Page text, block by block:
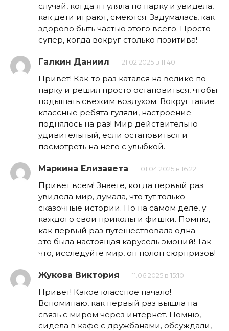
случай, когда я гуляла по парку и увидела,
как дети играют, смеются. Задумалась, как
здорово быть частью этого всего. Просто
супер, когда вокруг столько позитива!
Галкин Даниил 21.02.2025 в 11:40
Привет! Как-то раз катался на велике по
парку и решил просто остановиться, чтобы
подышать свежим воздухом. Вокруг такие
классные ребята гуляли, настроение
поднялось на раз! Мир действительно
удивительный, если остановиться и
посмотреть на него с улыбкой.
Маркина Елизавета 01.04.2025 в 16:22
Привет всем! Знаете, когда первый раз
увидела мир, думала, что тут только
сказочные истории. Но на самом деле, у
каждого свои приколы и фишки. Помню,
как первый раз путешествовала одна —
это была настоящая карусель эмоций! Так
что, исследуйте мир, он полон сюрпризов!
Жукова Виктория 11.06.2025 в 15:10
Привет! Какое классное начало!
Вспоминаю, как первый раз вышла на
связь с миром через интернет. Помню,
сидела в кафе с дружбанами, обсуждали,